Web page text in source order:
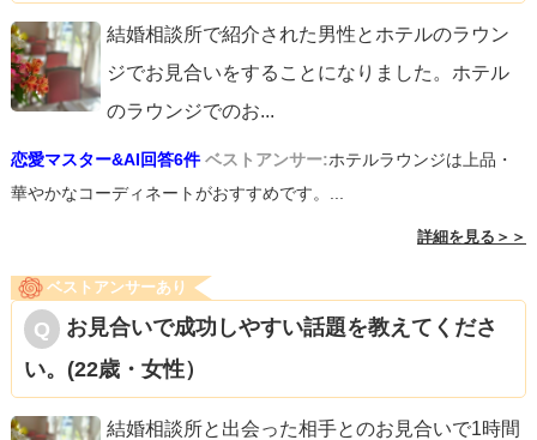
結婚相談所で紹介された男性とホテルのラウン
ジでお見合いをすることになりました。ホテル
のラウンジでのお...
恋愛マスター&AI回答6件 ベストアンサー:ホテルラウンジは上品・
華やかなコーディネートがおすすめです。...
詳細を見る＞＞
ベストアンサーあり
お見合いで成功しやすい話題を教えてくださ
い。(22歳・女性）
結婚相談所と出会った相手とのお見合いで1時間